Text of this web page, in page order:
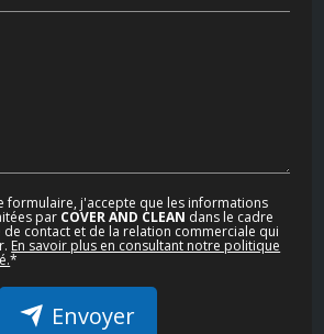
formulaire, j'accepte que les informations
par COVER AND CLEAN dans le cadre
contact et de la relation commerciale qui
En savoir plus en consultant notre politique
*
Envoyer